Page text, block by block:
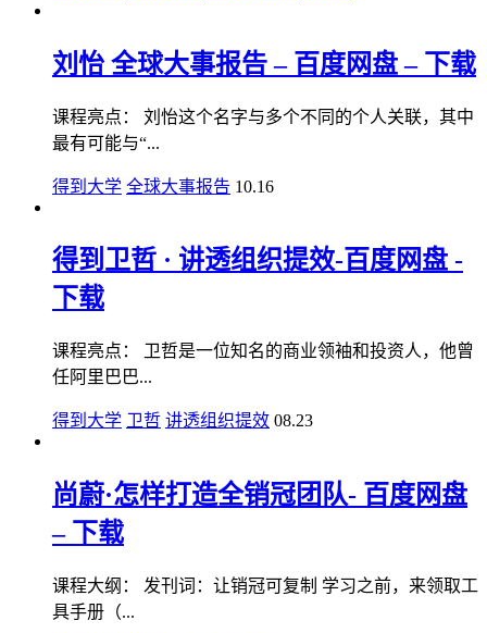
刘怡 全球大事报告 – 百度网盘 – 下载
课程亮点： 刘怡这个名字与多个不同的个人关联，其中
最有可能与“...
得到大学 全球大事报告 10.16
得到卫哲 · 讲透组织提效-百度网盘 -
下载
课程亮点： 卫哲是一位知名的商业领袖和投资人，他曾
任阿里巴巴...
得到大学 卫哲 讲透组织提效 08.23
尚蔚·怎样打造全销冠团队- 百度网盘
– 下载
课程大纲： 发刊词：让销冠可复制 学习之前，来领取工
具手册（...